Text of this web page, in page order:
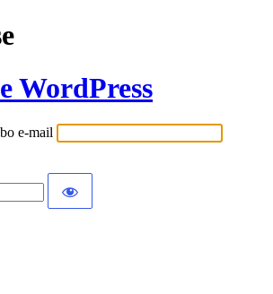
WordPress
e-mail